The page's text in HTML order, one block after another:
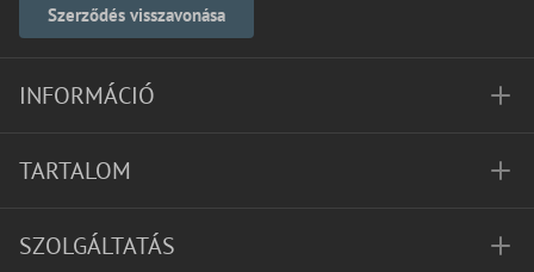
Szerződés visszavonása
INFORMÁCIÓ
TARTALOM
SZOLGÁLTATÁS